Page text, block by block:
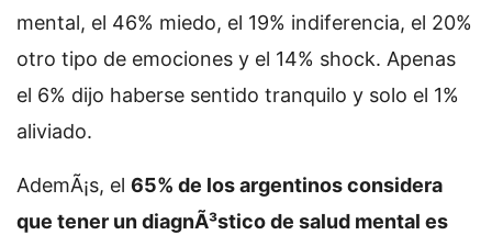
mental, el 46% miedo, el 19% indiferencia, el 20%
otro tipo de emociones y el 14% shock. Apenas
el 6% dijo haberse sentido tranquilo y solo el 1%
aliviado.
AdemÃ¡s, el 65% de los argentinos considera
que tener un diagnÃ³stico de salud mental es